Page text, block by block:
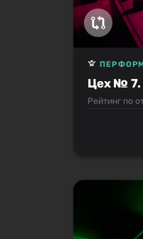
Цех № 7.
Рейтинг по